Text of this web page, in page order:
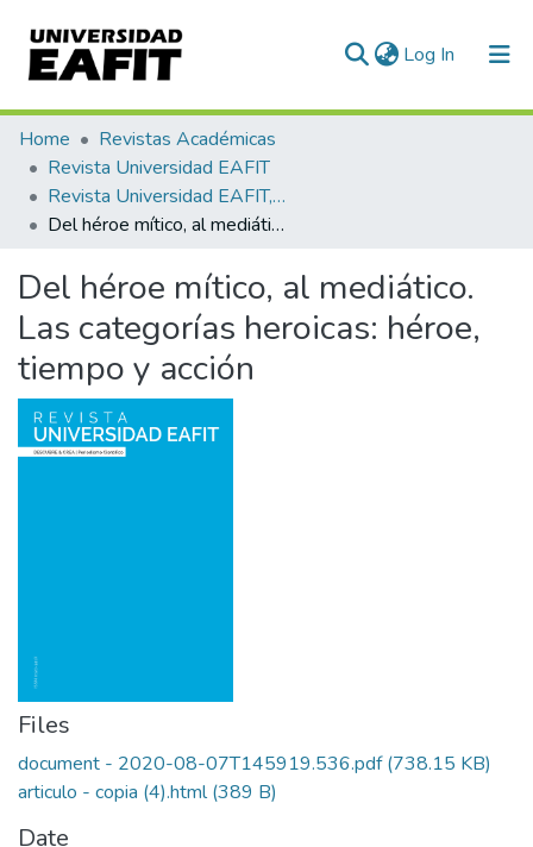
Log In (current)
Communities & Collections
All of DSpace
Statistics
Home
Revistas Académicas
Revista Universidad EAFIT
Revista Universidad EAFIT, Vol. 42, Núm. 144 (2006)
Del héroe mítico, al mediático. Las categorías heroicas: héroe, tiempo y acción
Del héroe mítico, al mediático.
Las categorías heroicas: héroe,
tiempo y acción
Files
document - 2020-08-07T145919.536.pdf(738.15 KB)
articulo - copia (4).html(389 B)
Date